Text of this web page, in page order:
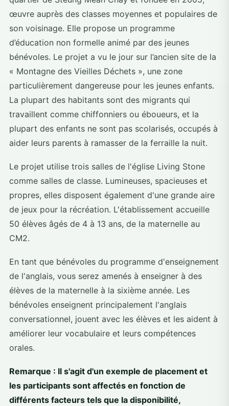
œuvre auprès des classes moyennes et populaires de
son voisinage. Elle propose un programme
d’éducation non formelle animé par des jeunes
bénévoles. Le projet a vu le jour sur l’ancien site de la
« Montagne des Vieilles Déchets », une zone
particulièrement dangereuse pour les jeunes enfants.
La plupart des habitants sont des migrants qui
travaillent comme chiffonniers ou éboueurs, et la
plupart des enfants ne sont pas scolarisés, occupés à
aider leurs parents à ramasser de la ferraille la nuit.
Le projet utilise trois salles de l'église Living Stone
comme salles de classe. Lumineuses, spacieuses et
propres, elles disposent également d'une grande aire
de jeux pour la récréation. L'établissement accueille
50 élèves âgés de 4 à 13 ans, de la maternelle au
CM2.
En tant que bénévoles du programme d'enseignement
de l'anglais, vous serez amenés à enseigner à des
élèves de la maternelle à la sixième année. Les
bénévoles enseignent principalement l'anglais
conversationnel, jouent avec les élèves et les aident à
améliorer leur vocabulaire et leurs compétences
orales.
Remarque : Il s'agit d'un exemple de placement et
les participants sont affectés en fonction de
différents facteurs tels que la disponibilité,